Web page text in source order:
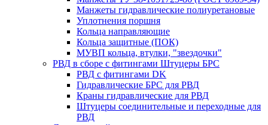
Манжеты гидравлические полиуретановые
Уплотнения поршня
Кольца направляющие
Кольца защитные (ПОК)
МУВП кольца, втулки, "звездочки"
РВД в сборе с фитингами Штуцеры БРС
РВД с фитингами DK
Гидравлические БРС для РВД
Краны гидравлические для РВД
Штуцеры соединительные и переходные для
РВД